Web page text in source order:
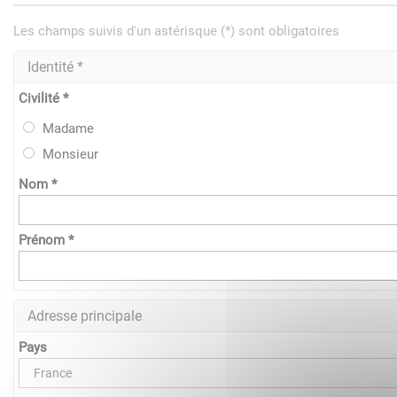
Les champs suivis d'un astérisque (*) sont obligatoires
Identité *
Civilité *
Madame
Monsieur
Nom *
Prénom *
Adresse principale
Pays
France